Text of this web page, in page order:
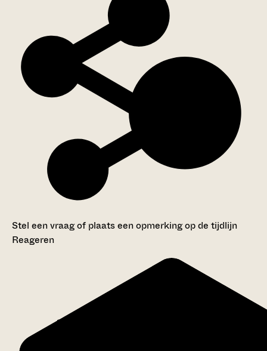
Stel een vraag of plaats een opmerking op de tijdlijn
Reageren